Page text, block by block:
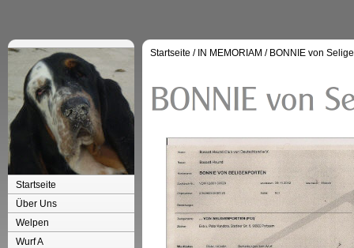
Startseite
Über Uns
Welpen
Wurf A
Startseite / IN MEMORIAM / BONNIE von